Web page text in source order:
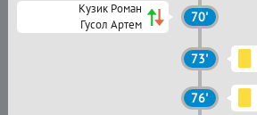
Кузик Роман
Гусол Артем
70'
73'
76'